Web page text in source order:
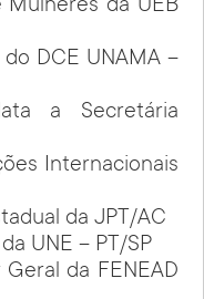
da UEB
DCE UNAMA –
a Secretária
Internacionais
da JPT/AC
UNE – PT/SP
da FENEAD